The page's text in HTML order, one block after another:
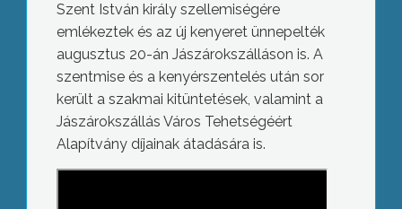
Szent István király szellemiségére
emlékeztek és az új kenyeret ünnepelték
augusztus 20-án Jászárokszálláson is. A
szentmise és a kenyérszentelés után sor
került a szakmai kitüntetések, valamint a
Jászárokszállás Város Tehetségéért
Alapítvány díjainak átadására is.